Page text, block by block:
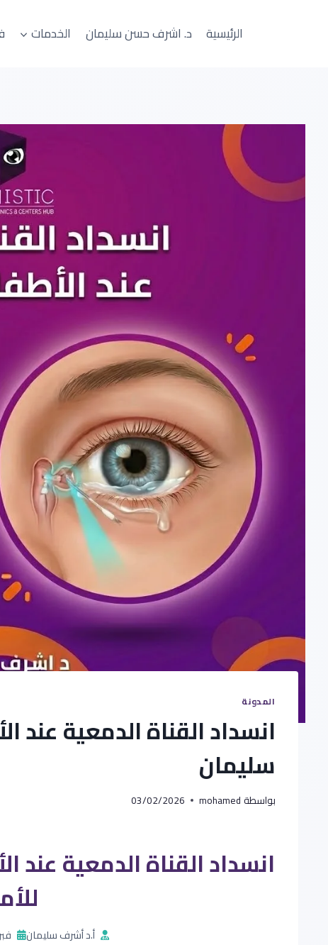
الرئيسية د. اشرف حسن سليمان الخدمات
المدونة
انسداد القناة الدمعية
سليمان
بواسطةmohamed
03/02/2026
انسداد القناة الدمعية
أ.د أشرف سليمان